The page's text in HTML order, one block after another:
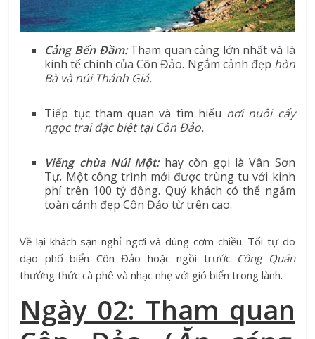
Cảng Bến Đầm:Tham quan cảng lớn nhất và là
kinh tế chính của Côn Đảo. Ngắm cảnh đẹp hòn
Bà và núi Thánh Giá.
Tiếp tục tham quan và tìm hiểu nơi nuôi cấy
ngọc trai đặc biệt tại Côn Đảo.
Viếng chùa Núi Một:hay còn gọi là Vân Sơn
Tự. Một công trình mới được trùng tu với kinh
phí trên 100 tỷ đồng. Quý khách có thể ngắm
toàn cảnh đẹp Côn Đảo từ trên cao.
Về lại khách sạn nghỉ ngơi và dùng cơm chiều. Tối tự do
dạo phố biển Côn Đảo hoặc ngồi trước Công Quán
thưởng thức cà phê và nhạc nhẹ với gió biển trong lành.
Ngày 02: Tham quan